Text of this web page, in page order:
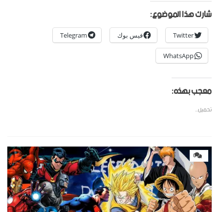
شارك هذا الموضوع:
Twitter فيس بوك Telegram
WhatsApp
معجب بهذه:
تحميل...
0